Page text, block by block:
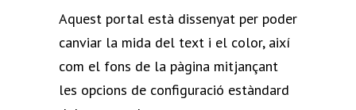
Aquest portal està dissenyat per poder
canviar la mida del text i el color, així
com el fons de la pàgina mitjançant
les opcions de configuració estàndard